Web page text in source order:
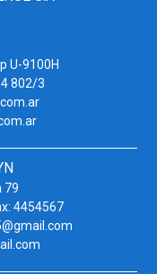
U-9100H
802/3
79
4454567